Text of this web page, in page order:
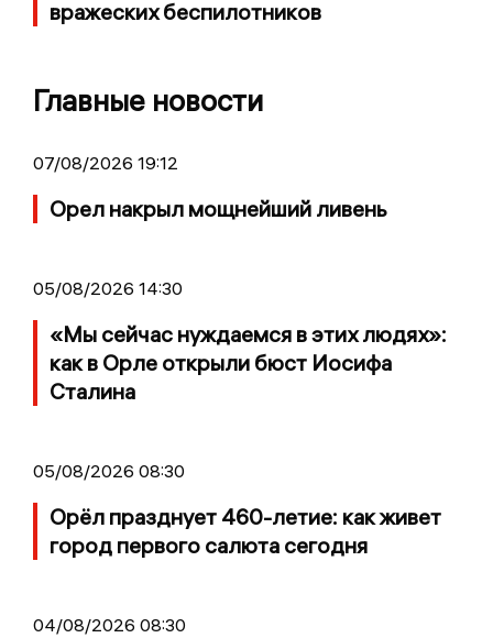
вражеских беспилотников
Главные новости
07/08/2026 19:12
Орел накрыл мощнейший ливень
05/08/2026 14:30
«Мы сейчас нуждаемся в этих людях»:
как в Орле открыли бюст Иосифа
Сталина
05/08/2026 08:30
Орёл празднует 460-летие: как живет
город первого салюта сегодня
04/08/2026 08:30